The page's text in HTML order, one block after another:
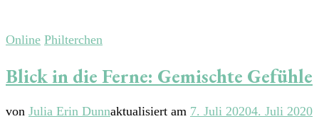
Online Philterchen
Blick in die Ferne: Gemischte Gefühle
von Julia Erin Dunnaktualisiert am 7. Juli 20204. Juli 2020